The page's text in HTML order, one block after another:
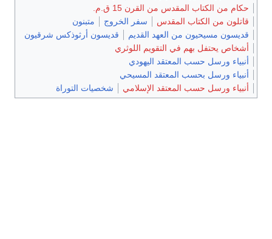
حكام من الكتاب المقدس من القرن 15 ق.م.
قاتلون من الكتاب المقدس
سفر الخروج
متبنون
قديسون مسيحيون من العهد القديم
قديسون أرثوذكس شرقيون
أشخاص يحتفل بهم في التقويم اللوثري
أنبياء ورسل حسب المعتقد اليهودي
أنبياء ورسل بحسب المعتقد المسيحي
أنبياء ورسل حسب المعتقد الإسلامي
شخصيات التوراة